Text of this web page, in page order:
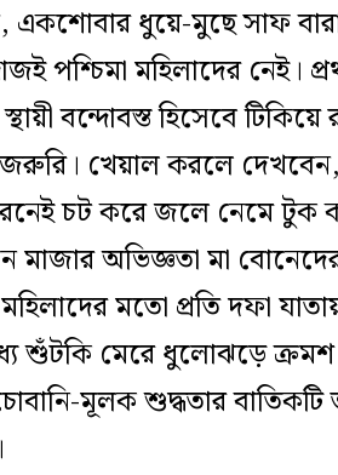
ধুয়ে-মুছে সাফ
পশ্চিমা মহিলাদের নেই।
বন্দোবস্ত হিসেবে
জরুরি। খেয়াল করলে
চট করে জলে নেমে টুক
অভিজ্ঞতা মা বোনেদের
মতো প্রতি দফা
শুঁটকি মেরে ধুলোঝড়ে
মূলক শুদ্ধতার বাতিকটি